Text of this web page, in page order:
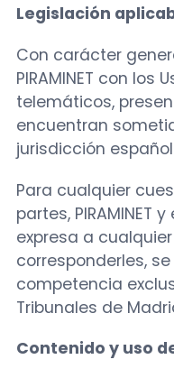
Legislación
Con carácter
PIRAMINET con los
telemáticos,
encuentran
jurisdicción
Para cualquier
partes, PIRAMINET
expresa a
corresponderles,
competencia
Tribunales de
Contenido y uso